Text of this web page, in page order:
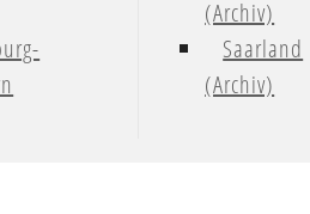
(Archiv)
Saarland
(Archiv)